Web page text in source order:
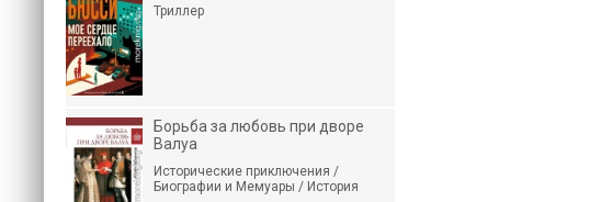
Триллер
Борьба за любовь при дворе
Валуа
Исторические приключения /
Биографии и Мемуары / История